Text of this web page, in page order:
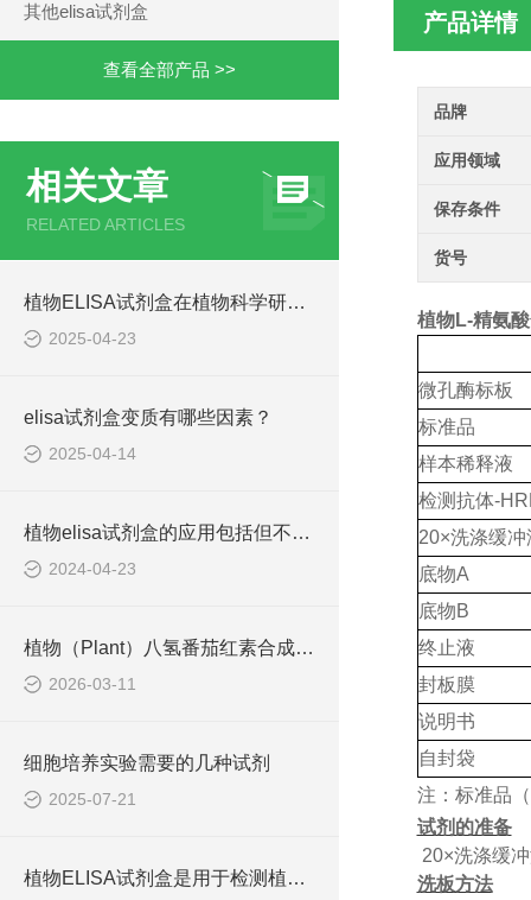
其他elisa试剂盒
查看全部产品 >>
相关文章
RELATED ARTICLES
植物ELISA试剂盒在植物科学研究中发挥着重要作用
2025-04-23
elisa试剂盒变质有哪些因素？
2025-04-14
植物elisa试剂盒的应用包括但不限于以下几个方面
2024-04-23
植物（Plant）八氢番茄红素合成酶 （PSY） ELISA检测试剂盒原理
2026-03-11
细胞培养实验需要的几种试剂
2025-07-21
植物ELISA试剂盒是用于检测植物体内各种生物分子含量的实验工具
产品详情
品牌
应用领域
保存条件
货号
植物L-精氨
微孔酶标板
标准品
样本稀释液
检测抗体-
20×洗涤缓冲
底物A
底物B
终止液
封板膜
说明书
自封袋
注：标准品（
试剂的准备
20×洗涤缓
洗板方法